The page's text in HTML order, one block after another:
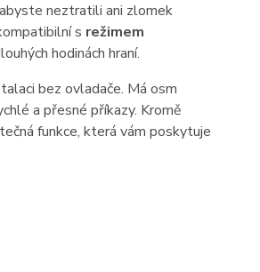
neztratili ani zlomek
s režimem
hodinách hraní.
bez ovladače. Má osm
a přesné příkazy. Kromě
funkce, která vám poskytuje